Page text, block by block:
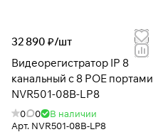
32 890 ₽/шт
Видеорегистратор IP 8
канальный с 8 POE портами
NVR501-08B-LP8
0 0
В наличии
Арт. NVR501-08B-LP8